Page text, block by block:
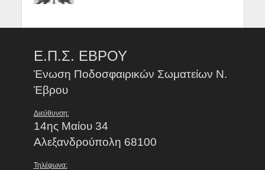
Ε.Π.Σ. ΕΒΡΟΥ
Ένωση Ποδοσφαιρικών Σωματείων Ν.
Έβρου
Διεύθυνση:
14ης Μαίου 34
Αλεξανδρούπολη 68100
Τηλέφωνα: